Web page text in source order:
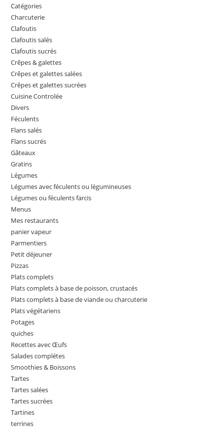
Catégories
Charcuterie
Clafoutis
Clafoutis salés
Clafoutis sucrés
Crêpes & galettes
Crêpes et galettes salées
Crêpes et galettes sucrées
Cuisine Controlée
Divers
Féculents
Flans salés
Flans sucrés
Gâteaux
Gratins
Légumes
Légumes avec féculents ou légumineuses
Légumes ou féculents farcis
Menus
Mes restaurants
panier vapeur
Parmentiers
Petit déjeuner
Pizzas
Plats complets
Plats complets à base de poisson, crustacés
Plats complets à base de viande ou charcuterie
Plats végétariens
Potages
quiches
Recettes avec Œufs
Salades complétes
Smoothies & Boissons
Tartes
Tartes salées
Tartes sucrées
Tartines
terrines